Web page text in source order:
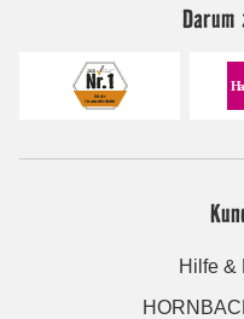
Darum
Hilfe &